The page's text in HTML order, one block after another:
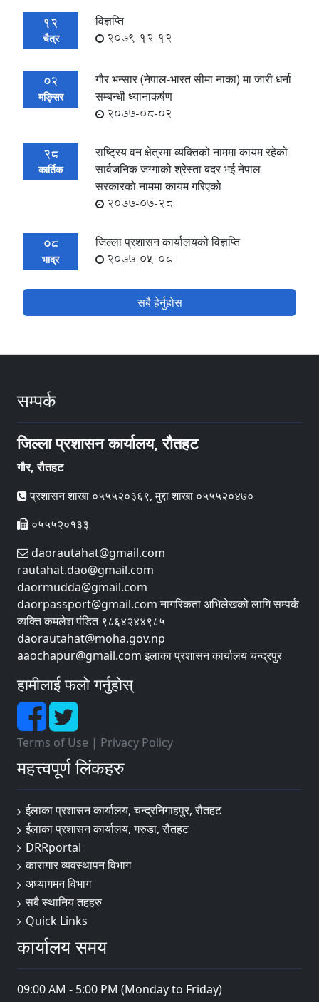
12
चैत्र
विज्ञप्ति
2079-12-12
02
मङ्सिर
गौर भन्सार (नेपाल-भारत सीमा नाका) मा जारी धर्ना
सम्बन्धी ध्यानाकर्षण
2077-08-02
28
कार्तिक
राष्ट्रिय वन क्षेत्रमा व्यक्तिको नाममा कायम रहेको
सार्वजनिक जग्गाको श्रेस्ता बदर भई नेपाल
सरकारको नाममा कायम गरिएको
2077-07-28
08
भाद्र
जिल्ला प्रशासन कार्यालयको विज्ञप्ति
2077-05-08
सबै हेर्नुहोस
सम्पर्क
जिल्ला प्रशासन कार्यालय, रौतहट
गौर, रौतहट
प्रशासन शाखा ०५५५२०३६९, मुद्दा शाखा ०५५५२०४७०
०५५५२०१३३
daorautahat@gmail.com
rautahat.dao@gmail.com
daormudda@gmail.com
daorpassport@gmail.com नागरिकता अभिलेखको लागि सम्पर्क
व्यक्ति कमलेश पंडित ९८६४२४४९८५
daorautahat@moha.gov.np
aaochapur@gmail.com इलाका प्रशासन कार्यालय चन्द्रपुर
हामीलाई फलो गर्नुहोस्
Terms of Use | Privacy Policy
महत्त्वपूर्ण लिंकहरु
ईलाका प्रशासन कार्यालय, चन्द्रनिगाहपुर, रौतहट
ईलाका प्रशासन कार्यालय, गरुडा, रौतहट
DRRportal
कारागार व्यवस्थापन विभाग
अध्यागमन विभाग
सबै स्थानिय तहहरु
Quick Links
कार्यालय समय
09:00 AM - 5:00 PM (Monday to Friday)